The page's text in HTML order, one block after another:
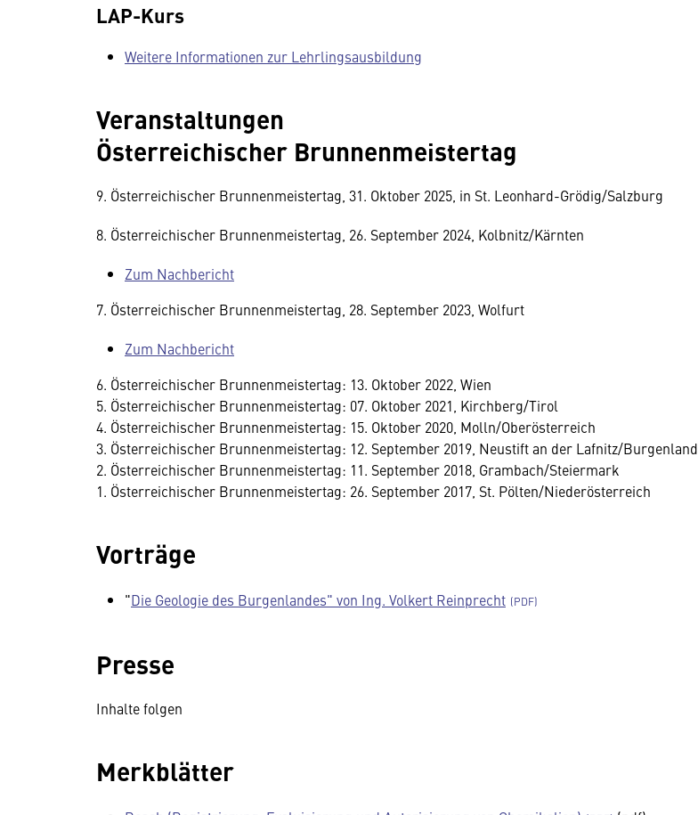
LAP-Kurs
Weitere Informationen zur Lehrlingsausbildung
Veranstaltungen
Österreichischer Brunnenmeistertag
9. Österreichischer Brunnenmeistertag, 31. Oktober 2025, in St. Leonhard-Grödig/Salzburg
8. Österreichischer Brunnenmeistertag, 26. September 2024, Kolbnitz/Kärnten
Zum Nachbericht
7. Österreichischer Brunnenmeistertag, 28. September 2023, Wolfurt
Zum Nachbericht
6. Österreichischer Brunnenmeistertag: 13. Oktober 2022, Wien
5. Österreichischer Brunnenmeistertag: 07. Oktober 2021, Kirchberg/Tirol
4. Österreichischer Brunnenmeistertag: 15. Oktober 2020, Molln/Oberösterreich
3. Österreichischer Brunnenmeistertag: 12. September 2019, Neustift an der Lafnitz/Burgenland
2. Österreichischer Brunnenmeistertag: 11. September 2018, Grambach/Steiermark
1. Österreichischer Brunnenmeistertag: 26. September 2017, St. Pölten/Niederösterreich
Vorträge
"Die Geologie des Burgenlandes" von Ing. Volkert Reinprecht
Presse
Inhalte folgen
Merkblätter